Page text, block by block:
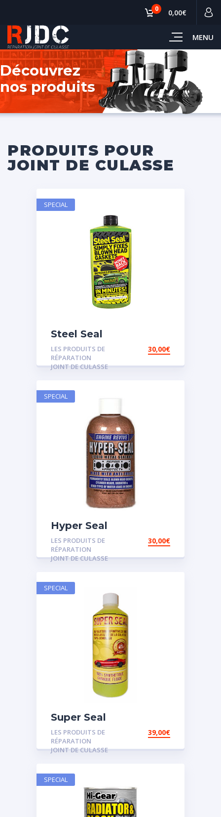
MENU
0 0,00€
Découvrez
nos produits
PRODUITS POUR
JOINT DE CULASSE
Steel Seal
LES PRODUITS DE
RÉPARATION
JOINT DE CULASSE
30,00€
SPECIAL
Hyper Seal
LES PRODUITS DE
RÉPARATION
JOINT DE CULASSE
30,00€
SPECIAL
Super Seal
LES PRODUITS DE
RÉPARATION
JOINT DE CULASSE
39,00€
SPECIAL
SPECIAL